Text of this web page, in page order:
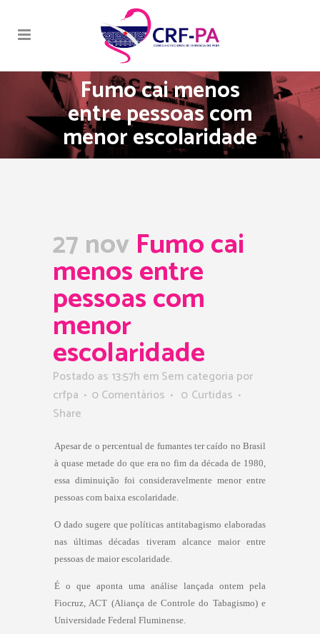
Fumo cai menos
entre pessoas com
menor escolaridade
27 nov Fumo cai
menos entre
pessoas com
menor
escolaridade
Postado as 13:57h em Sem categoria por
crfpa
0 Comentários 0 Curtidas
Share
Apesar de o percentual de fumantes ter caído no Brasil
à quase metade do que era no fim da década de 1980,
essa diminuição foi consideravelmente menor entre
pessoas com baixa escolaridade.
O dado sugere que políticas antitabagismo elaboradas
nas últimas décadas tiveram alcance maior entre
pessoas de maior escolaridade.
É o que aponta uma análise lançada ontem pela
Fiocruz, ACT (Aliança de Controle do Tabagismo) e
Universidade Federal Fluminense.